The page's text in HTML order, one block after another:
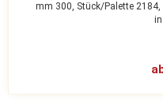
mm 300, Stück/Palette 2184,